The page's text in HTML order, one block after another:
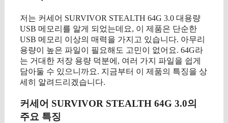
저는 커세어 SURVIVOR STEALTH 64G 3.0 대용량
USB 메모리를 알게 되었는데요, 이 제품은 단순한
USB 메모리 이상의 매력을 가지고 있습니다. 아무리
용량이 높은 파일이 필요해도 고민이 없어요. 64G라
는 거대한 저장 용량 덕분에, 여러 가지 파일을 쉽게
담아둘 수 있으니까요. 지금부터 이 제품의 특징을 상
세히 알려드리겠습니다.
커세어 SURVIVOR STEALTH 64G 3.0의
주요 특징